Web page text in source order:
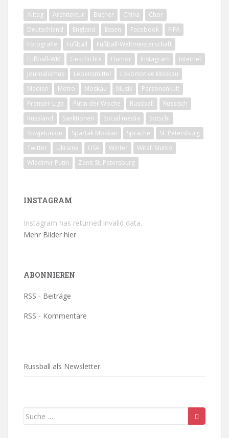
Alltag Architektur Bücher China
Chor
Deutschland
England Essen Facebook
FIFA
Fotografie
Fußball
Fußball-Weltmeisterschaft
Fußball-WM
Geschichte Humor Instagram
Internet
Journalismus
Lebensmittel
Lokomotive Moskau
Medien
Metro Moskau Musik
Personenkult
Premjer-Liga
Putin der Woche Russball
Russisch
Russland
Sanktionen Social media
Sotschi
Sowjetunion
Spartak Moskau Sprache
St. Petersburg
Twitter
Ukraine USA Winter
Witali Mutko
Wladimir Putin
Zenit St. Petersburg
INSTAGRAM
Instagram has returned invalid data.
Mehr Bilder hier
ABONNIEREN
RSS - Beiträge
RSS - Kommentare
Russball als Newsletter
Suche